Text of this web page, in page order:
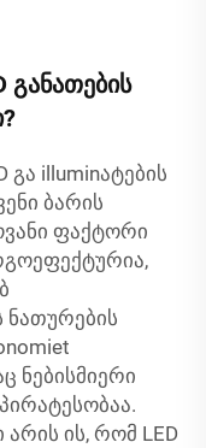
illuminატების
ბარის
ფაქტორი
ნებისმიერი
ის, რომ LED